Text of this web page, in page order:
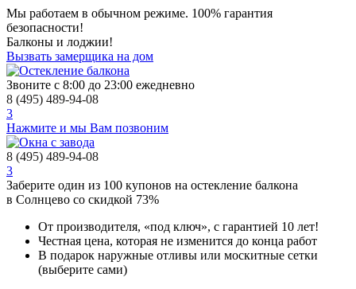
Мы работаем в обычном режиме. 100% гарантия
безопасности!
Балконы и лоджии!
Вызвать замерщика на дом
Звоните с 8:00 до 23:00 ежедневно
8 (495) 489-94-08
3
Нажмите и мы Вам позвоним
8 (495) 489-94-08
3
Заберите один из 100 купонов на остекление балкона
в Солнцево со скидкой 73%
От производителя, «под ключ», с гарантией 10 лет!
Честная цена, которая не изменится до конца работ
В подарок наружные отливы или москитные сетки
(выберите сами)